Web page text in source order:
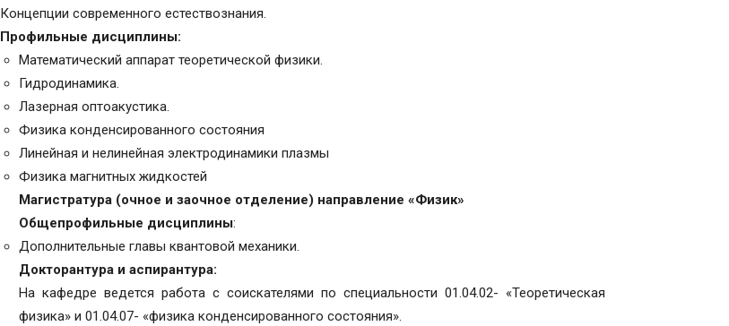
Концепции современного естествознания.
Профильные дисциплины:
Математический аппарат теоретической физики.
Гидродинамика.
Лазерная оптоакустика.
Физика конденсированного состояния
Линейная и нелинейная электродинамики плазмы
Физика магнитных жидкостей
Магистратура (очное и заочное отделение) направление «Физик»
Общепрофильные дисциплины:
Дополнительные главы квантовой механики.
Докторантура и аспирантура:
На кафедре ведется работа с соискателями по специальности 01.04.02- «Теоретическая
физика» и 01.04.07- «физика конденсированного состояния».